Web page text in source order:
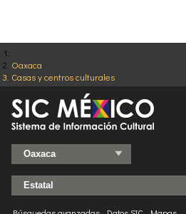
Oaxaca
Casas y centros culturales